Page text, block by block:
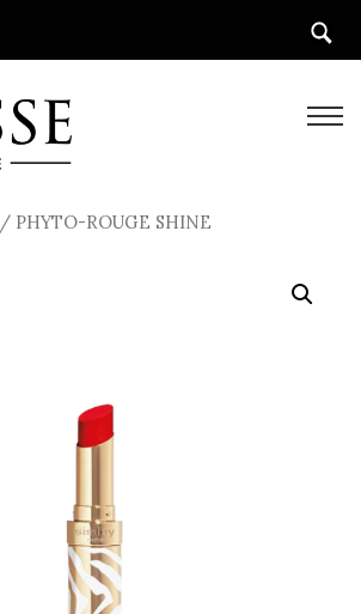
/ PHYTO-ROUGE SHINE